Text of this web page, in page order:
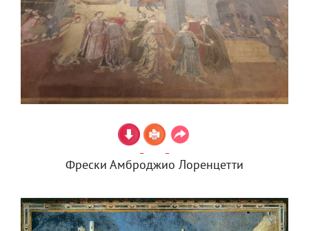
Фрески Амброджио Лоренцетти